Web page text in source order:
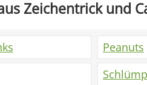
Zeichentrick und
Peanuts